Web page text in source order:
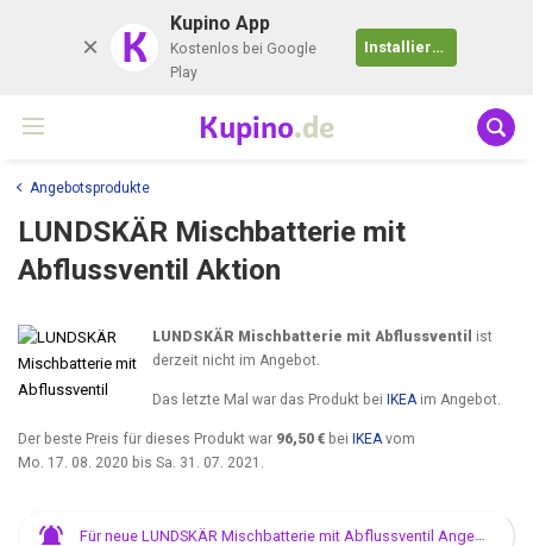
K Kupino App
Kostenlos bei Google
Play
Installieren
Kupino.de
Angebotsprodukte
LUNDSKÄR Mischbatterie mit
Abflussventil Aktion
LUNDSKÄR Mischbatterie mit Abflussventil
ist
derzeit nicht im Angebot.
Das letzte Mal war das Produkt bei IKEAim Angebot.
Der beste Preis für dieses Produkt war 96,50 € bei IKEA vom
Mo. 17. 08. 2020 bis Sa. 31. 07. 2021
Für neue LUNDSKÄR Mischbatterie mit Abflussventil Angebote anmelden